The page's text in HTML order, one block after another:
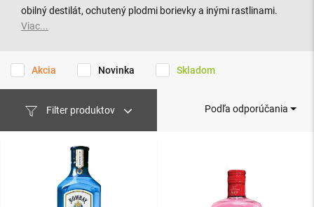
obilný destilát, ochutený plodmi borievky a inými rastlinami.
Môže sa podávať samostatne, ale aj súčasťou mnohých
na vzostupe.
Viac...
Akcia Novinka Skladom
Filter produktov Podľa odporúčania